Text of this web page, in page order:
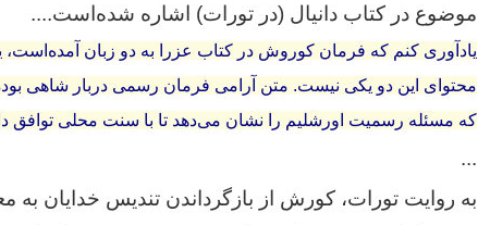
موضوع در کتاب دانیال (در تورات) اشاره شده‌است....
یادآوری کنم که فرمان کوروش در کتاب عزرا به دو زبان آمده‌است،
محتوای این دو یکی نیست. متن آرامی فرمان رسمی دربار شاهی
که مسئله رسمیت اورشلیم را نشان می‌دهد تا با سنت محلی توافق
...
به روایت تورات، کورش از بازگرداندن تندیس خدایان به